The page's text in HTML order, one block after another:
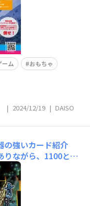
ーム
おもちゃ
| 2024/12/19 | DAISO
の強いカード紹介
ながら、1100とい
エンマハンミョウ
タフネス りんぷん
を1つ買えば2枚手